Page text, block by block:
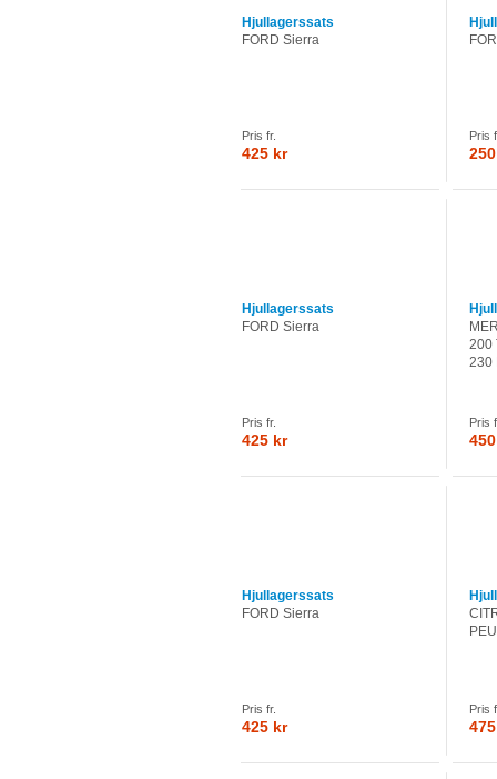
Hjullagerssats
FORD Sierra
Pris fr.
425 kr
Pris
Hjullagerssats
FORD Sierra
Pris fr.
425 kr
200
230
Pris
Hjullagerssats
FORD Sierra
Pris fr.
425 kr
Pris